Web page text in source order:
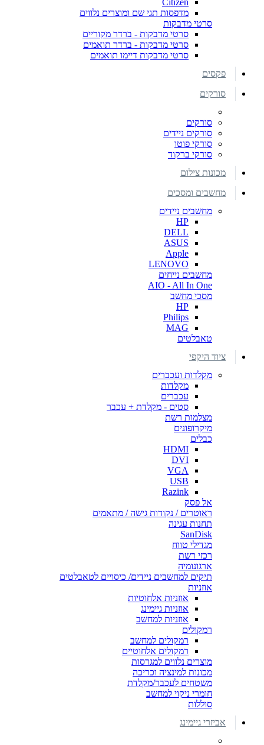
מדפסות תגי שם ומוצרים נלווים
סרטי מדבקות
סרטי מדבקות - ברדר מקוריים
סרטי מדבקות - ברדר תואמים
סרטי מדבקות דיימו תואמים
פקסים
סורקים
סורקים
סורקים ניידים
סורקי פוטו
סורקי ברקוד
מכונות צילום
מחשבים ומסכים
מחשבים ניידים
HP
DELL
ASUS
Apple
LENOVO
מחשבים נייחים
AIO - All In One
מסכי מחשב
HP
Philips
MAG
טאבלטים
ציוד היקפי
מקלדות ועכברים
מקלדות
עכברים
סטים - מקלדת + עכבר
מצלמות רשת
מיקרופונים
כבלים
HDMI
DVI
VGA
USB
Razink
אל פסק
ראוטרים / נקודות גישה / מתאמים
תחנות עגינה
SanDisk
מגדילי טווח
רכזי רשת
ארגונומיה
תיקים למחשבים ניידים/ כיסויים לטאבלטים
אוזניות
אוזניות אלחוטיות
אוזניות גיימינג
אוזניות למחשב
רמקולים
רמקולים למחשב
רמקולים אלחוטיים
מוצרים נלווים למגרסות
מכונות למינציה וכריכה
משטחים לעכבר/מקלדת
חומרי ניקוי למחשב
סוללות
אביזרי גיימינג